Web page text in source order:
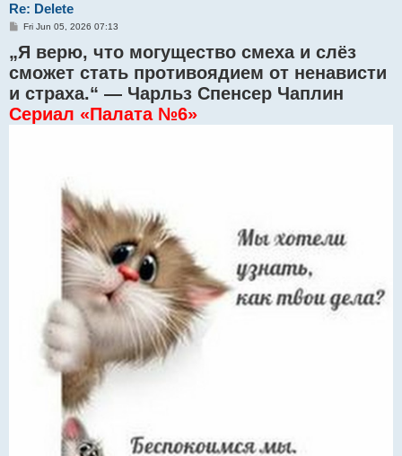
Re: Delete
P
s
t
Fri Jun 05, 2026 07:13
„Я верю, что могущество смеха и слёз
сможет стать противоядием от ненависти
и страха.“ — Чарльз Спенсер Чаплин
Сериал «Палата №6»